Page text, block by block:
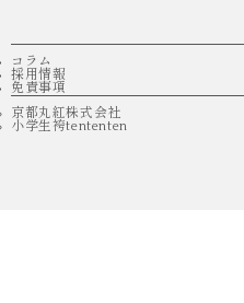
コラム
採用情報
免責事項
京都丸紅株式会社
小学生袴tententen